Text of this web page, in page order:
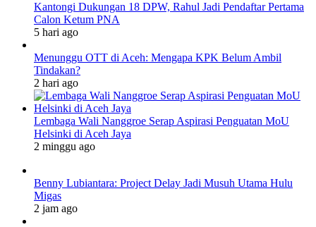
Kantongi Dukungan 18 DPW, Rahul Jadi Pendaftar Pertama
Calon Ketum PNA
5 hari ago
Menunggu OTT di Aceh: Mengapa KPK Belum Ambil
Tindakan?
2 hari ago
Lembaga Wali Nanggroe Serap Aspirasi Penguatan MoU
Helsinki di Aceh Jaya
2 minggu ago
Benny Lubiantara: Project Delay Jadi Musuh Utama Hulu
Migas
2 jam ago